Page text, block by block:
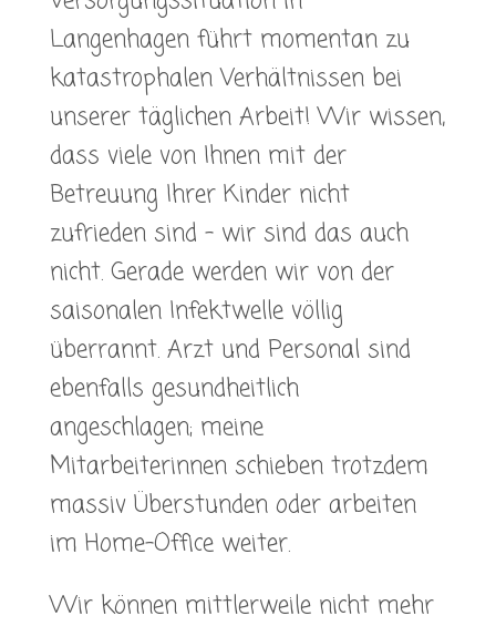
Langenhagen führt momentan zu
katastrophalen Verhältnissen bei
unserer täglichen Arbeit! Wir wissen,
dass viele von Ihnen mit der
Betreuung Ihrer Kinder nicht
zufrieden sind – wir sind das auch
nicht. Gerade werden wir von der
saisonalen Infektwelle völlig
überrannt. Arzt und Personal sind
ebenfalls gesundheitlich
angeschlagen; meine
Mitarbeiterinnen schieben trotzdem
massiv Überstunden oder arbeiten
im Home-Office weiter.
Wir können mittlerweile nicht mehr